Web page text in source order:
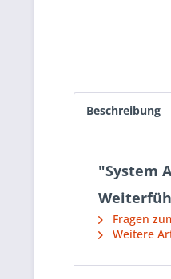
Beschreibung
"System
Fragen
Weitere